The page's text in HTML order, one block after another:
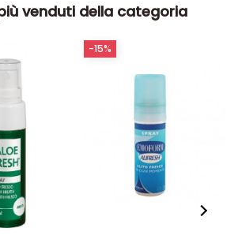
venduti della categoria
-15%